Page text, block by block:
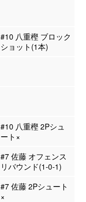
#10 八重樫 ブロック
ショット(1本)
#10 八重樫 2Pシュ
ート×
#7 佐藤 オフェンス
リバウンド(1-0-1)
#7 佐藤 2Pシュート
×